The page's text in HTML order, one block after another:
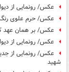
عکس/ رونمایی از
عکس/ حرم علوی
عکس/ بر همان عهد
عکس/ رونمایی از
عکس/ رونمایی از
شهید